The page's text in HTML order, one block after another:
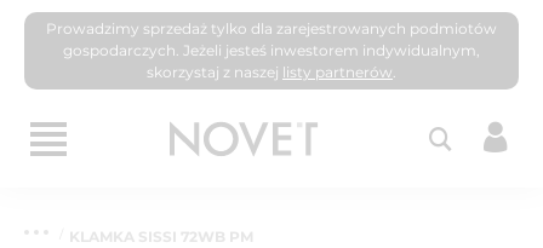
Prowadzimy sprzedaż tylko dla zarejestrowanych podmiotów
gospodarczych. Jeżeli jesteś inwestorem indywidualnym,
skorzystaj z naszej listy partnerów.
KLAMKA SISSI 72WB PM